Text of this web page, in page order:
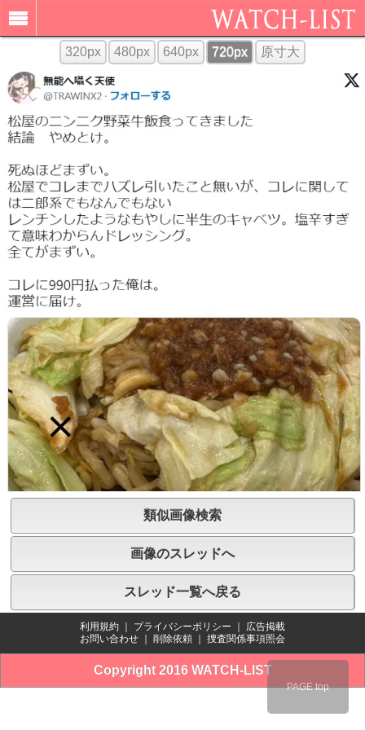
320px 480px 640px 720px 原寸大
類似画像検索
画像のスレッドへ
スレッド一覧へ戻る
利用規約 プライバシーポリシー
広告掲載
お問い合わせ
削除依頼 捜査関係事項照会
Copyright 2016 WATCH-LIST
PAGE top